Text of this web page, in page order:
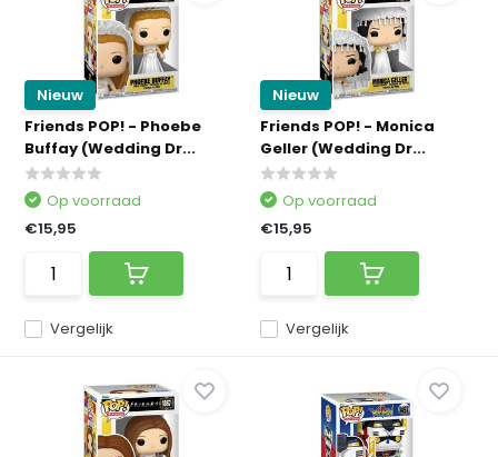
Nieuw
Friends POP! - Phoebe
Buffay (Wedding Dr...
Vergelijk
Op voorraad
€15,95
Nieuw
Friends POP! - Monica
Geller (Wedding Dr...
Vergelijk
Op voorraad
€15,95